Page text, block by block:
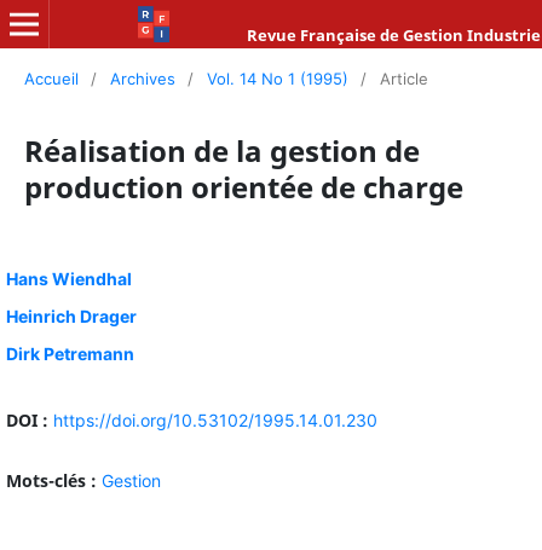
Revue Française de Gestion
Accueil / Archives / Vol. 14 No 1 (1995) / Article
Réalisation de la gestion de
production orientée de charge
Hans Wiendhal
Heinrich Drager
Dirk Petremann
DOI : https://doi.org/10.53102/1995.14.01.230
Mots-clés : Gestion